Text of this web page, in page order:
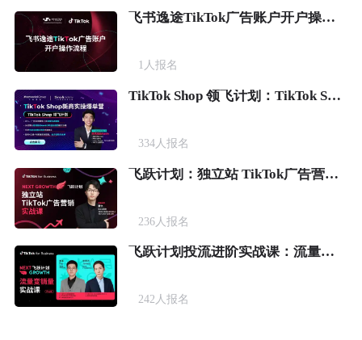
飞书逸途TikTok广告账户开户操作流程
1 人报名
TikTok Shop 领飞计划：TikTok Shop新商实操爆单营
334人报名
飞跃计划：独立站 TikTok广告营销实战课
236人报名
飞跃计划投流进阶实战课：流量变销量
242人报名